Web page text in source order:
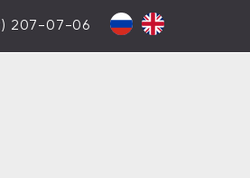
207-07-06